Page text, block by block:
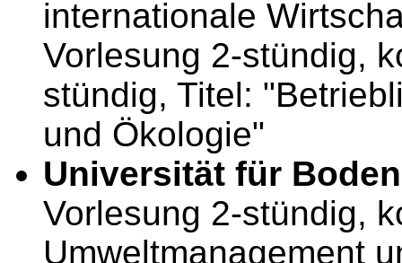
internationale
Vorlesung 2-stündig,
stündig, Titel:
und Ökologie"
Universität für
Vorlesung 2-stündig,
Umweltmanagement